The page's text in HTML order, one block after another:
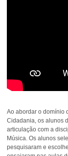
Ao abordar o domínio
Cidadania, os alunos
articulação com a
Música. Os alunos
pesquisaram e